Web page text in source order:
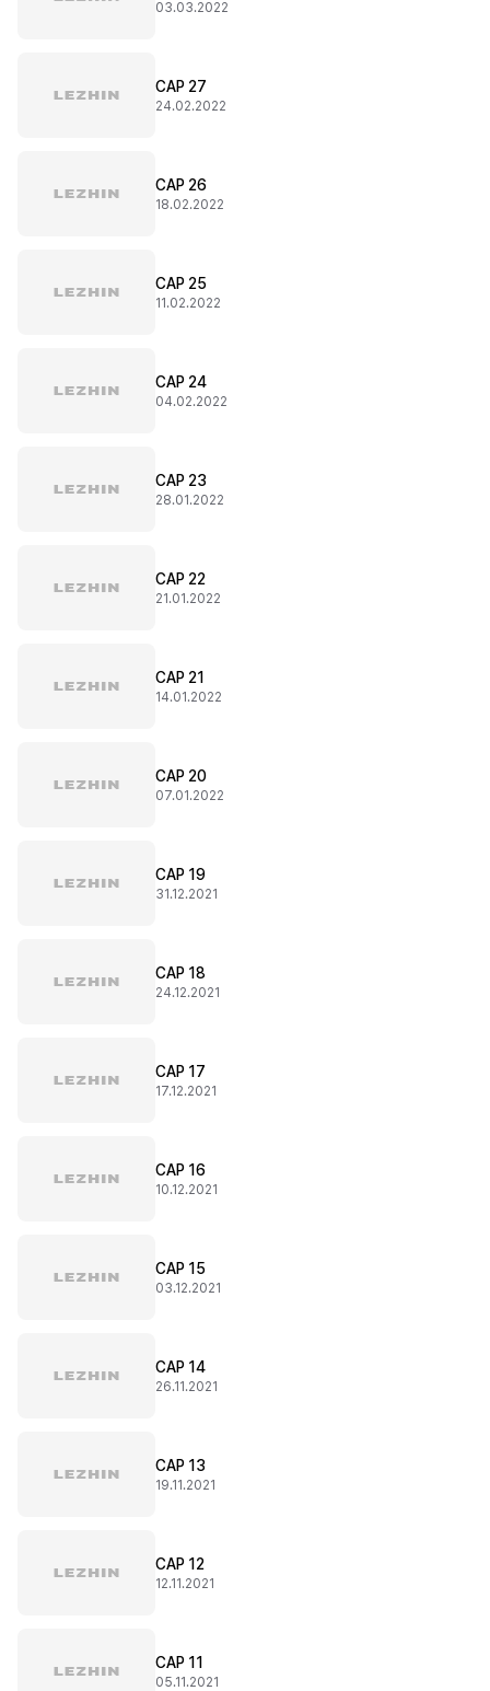
03.03.2022
CAP 27
24.02.2022
CAP 26
18.02.2022
CAP 25
11.02.2022
CAP 24
04.02.2022
CAP 23
28.01.2022
CAP 22
21.01.2022
CAP 21
14.01.2022
CAP 20
07.01.2022
CAP 19
31.12.2021
CAP 18
24.12.2021
CAP 17
17.12.2021
CAP 16
10.12.2021
CAP 15
03.12.2021
CAP 14
26.11.2021
CAP 13
19.11.2021
CAP 12
12.11.2021
CAP 11
05.11.2021